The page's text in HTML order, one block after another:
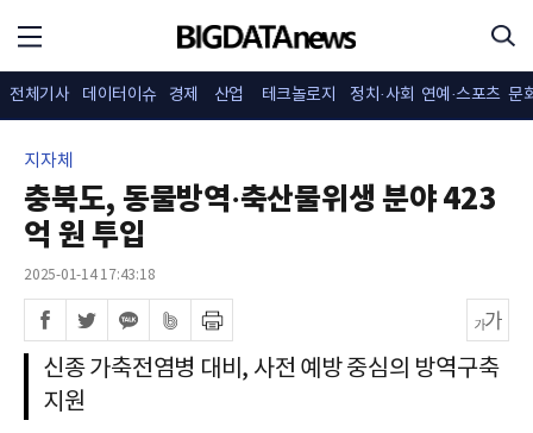
전체기사 데이터이슈 경제 산업 테크놀로지 정치·사회 연예·스포츠 문
지자체
충북도, 동물방역·축산물위생 분야 423
억 원 투입
2025-01-14 17:43:18
신종 가축전염병 대비, 사전 예방 중심의 방역구축
지원